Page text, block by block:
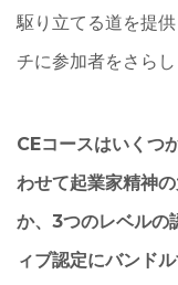
駆り立てる道を提
チに参加者をさらし
CEコースはいくつ
わせて起業家精神
か、3つのレベルの
ィブ認定にバンド